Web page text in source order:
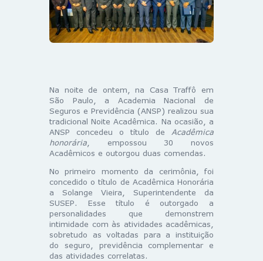
HOMEST
HOME
Na noite de ontem, na Casa Traffô em
São Paulo, a Academia Nacional de
Seguros e Previdência (ANSP) realizou sua
tradicional Noite Acadêmica. Na ocasião, a
ANSP concedeu o título de Acadêmica
honorária , empossou 30 novos
Acadêmicos e outorgou duas comendas.
No primeiro momento da cerimônia, foi
concedido o título de Acadêmica Honorária
a Solange Vieira, Superintendente da
SUSEP. Esse título é outorgado a
personalidades que demonstrem
intimidade com às atividades acadêmicas,
sobretudo as voltadas para a instituição
do seguro, previdência complementar e
das atividades correlatas.